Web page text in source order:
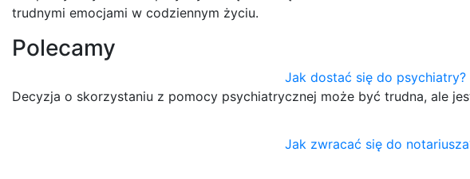
trudnymi emocjami w codziennym życiu.
Polecamy
Jak dostać się do psychiatry?
Decyzja o skorzystaniu z pomocy psychiatrycznej może być trudna, ale
Jak zwracać się do